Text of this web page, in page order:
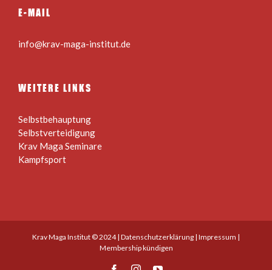
E-MAIL
info@krav-maga-institut.de
WEITERE LINKS
Selbstbehauptung
Selbstverteidigung
Krav Maga Seminare
Kampfsport
Krav Maga Institut © 2024 | Datenschutzerklärung | Impressum |
Membership kündigen